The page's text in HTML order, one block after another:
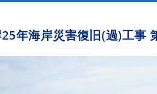
年海岸災害復旧(過)工事